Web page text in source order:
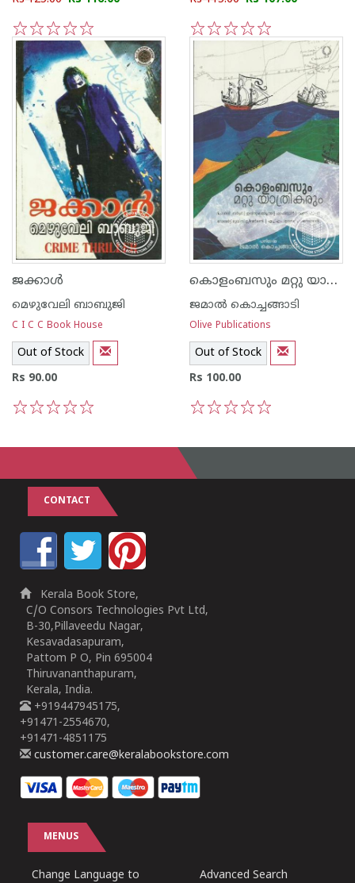
5
4
3
2
1 5
4
3
2
1
ജക്കാള്‍
മെഴുവേലി ബാബുജി
C I C C Book House
Out of Stock
Rs 90.00
കൊളംബസും മറ്റു യാത്രികരും
ജമാല്‍ കൊച്ചങ്ങാടി
Olive Publications
Out of Stock
Rs 100.00
CONTACT
Kerala Book Store,
C/O Consors Technologies Pvt Ltd,
B-30,Pillaveedu Nagar,
Kesavadasapuram,
Pattom P O, Pin 695004
Thiruvananthapuram,
Kerala, India.
+919447945175,
+91471-2554670,
+91471-4851175
customer.care@keralabookstore.com
MENUS
Change Language to
Advanced Search